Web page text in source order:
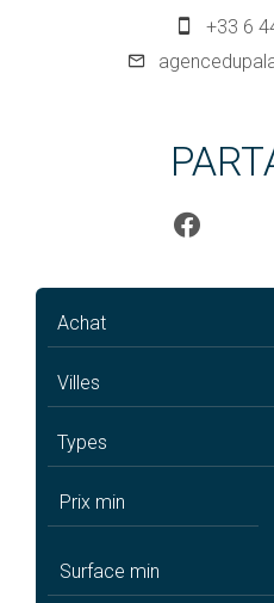
+33 6
Achat
Villes
Types